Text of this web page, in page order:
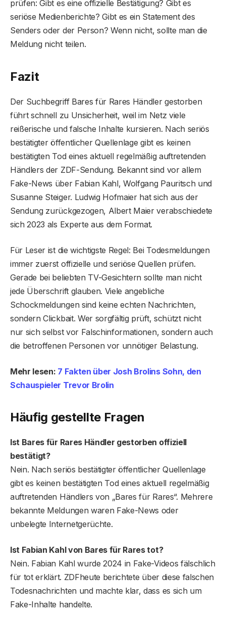
prüfen: Gibt es eine offizielle Bestätigung? Gibt es
seriöse Medienberichte? Gibt es ein Statement des
Senders oder der Person? Wenn nicht, sollte man die
Meldung nicht teilen.
Fazit
Der Suchbegriff Bares für Rares Händler gestorben
führt schnell zu Unsicherheit, weil im Netz viele
reißerische und falsche Inhalte kursieren. Nach seriös
bestätigter öffentlicher Quellenlage gibt es keinen
bestätigten Tod eines aktuell regelmäßig auftretenden
Händlers der ZDF-Sendung. Bekannt sind vor allem
Fake-News über Fabian Kahl, Wolfgang Pauritsch und
Susanne Steiger. Ludwig Hofmaier hat sich aus der
Sendung zurückgezogen, Albert Maier verabschiedete
sich 2023 als Experte aus dem Format.
Für Leser ist die wichtigste Regel: Bei Todesmeldungen
immer zuerst offizielle und seriöse Quellen prüfen.
Gerade bei beliebten TV-Gesichtern sollte man nicht
jede Überschrift glauben. Viele angebliche
Schockmeldungen sind keine echten Nachrichten,
sondern Clickbait. Wer sorgfältig prüft, schützt nicht
nur sich selbst vor Falschinformationen, sondern auch
die betroffenen Personen vor unnötiger Belastung.
Mehr lesen: 7 Fakten über Josh Brolins Sohn, den
Schauspieler Trevor Brolin
Häufig gestellte Fragen
Ist Bares für Rares Händler gestorben offiziell
bestätigt?
Nein. Nach seriös bestätigter öffentlicher Quellenlage
gibt es keinen bestätigten Tod eines aktuell regelmäßig
auftretenden Händlers von „Bares für Rares“. Mehrere
bekannte Meldungen waren Fake-News oder
unbelegte Internetgerüchte.
Ist Fabian Kahl von Bares für Rares tot?
Nein. Fabian Kahl wurde 2024 in Fake-Videos fälschlich
für tot erklärt. ZDFheute berichtete über diese falschen
Todesnachrichten und machte klar, dass es sich um
Fake-Inhalte handelte.